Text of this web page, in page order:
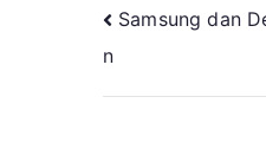
Navigasi
pos
Samsung dan
n